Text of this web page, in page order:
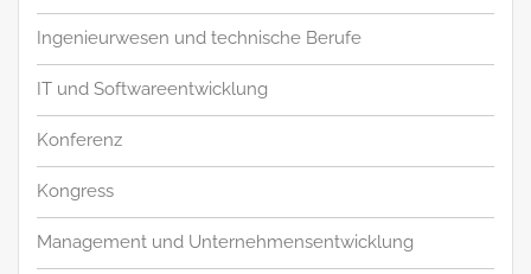
Ingenieurwesen und technische Berufe
IT und Softwareentwicklung
Konferenz
Kongress
Management und Unternehmensentwicklung